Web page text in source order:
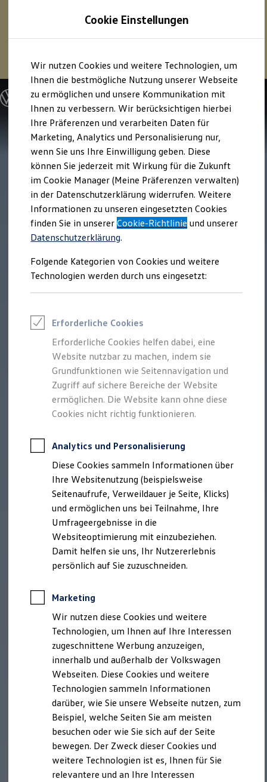
Hauptinhalt
springen
Footer
springen
Profitieren Sie von bis zu6.000 € 1
VolkswagenID. oder
Hybridmodelle.
Mehr zur E‑Auto-Förderung
Modelle und Konfigurator
Konfigurator
Modelle vergleichen
Konfiguration laden
Autosuche
Elektroautos
ENERGY Sondermodelle
Nutzfahrzeuge
SUV und CUV
Familienautos
Kombis
Kompaktwagen
Sportwagen
Schnell verfügbare Fahrzeuge
Angebote und Produkte
Aktuelle Angebote
E-Auto-Förderung
Volkswagen Marktplatz
Elektromobilität bei Gebrauchtwagen
Saisonangebote
Reifenpakete
Leasing
Leasing-Angebote
Gebrauchtwagen Leasing
Junge Gebrauchtwagen-Leasing
Elektroauto Leasing
Kleinwagen-Leasing
Autokredit mit Schlussrate
Versicherungen und Garantien
Kfz-Versicherung
Restschuldversicherungen
Garantien
Wartungsverträge
Geschäftskunden
Professional Class bei Volkswagen
Großkunden
Behörden
Direktkunden
Sonderfahrzeuge
Elektromobilität
Elektroautos
Elektrofahrzeugkonzepte
ID. EVERY1
Reichweite
Reichweite der ID. Modelle
Reichweite im Winter
Rekuperation
Laden
Laden unterwegs
Laden Zuhause
Ladestationen finden
Ladezeitensimulator
Sicherheit
Garantie und Lebensdauer
Nachhaltigkeit
Cookie Einstellungen
Wir nutzen Cookies und weitere Technologien, um
Ihnen die bestmögliche Nutzung unserer Webseite
zu ermöglichen und unsere Kommunikation mit
Ihnen zu verbessern. Wir berücksichtigen hierbei
Ihre Präferenzen und verarbeiten Daten für
Marketing, Analytics und Personalisierung nur,
wenn Sie uns Ihre Einwilligung geben. Diese
können Sie jederzeit mit Wirkung für die Zukunft
im Cookie Manager (Meine Präferenzen verwalten)
in der Datenschutzerklärung widerrufen. Weitere
Informationen zu unseren eingesetzten Cookies
finden Sie in unsererCookie-Richtlinie und unserer
Datenschutzerklärung.
Folgende Kategorien von Cookies und weitere
Technologien werden durch uns eingesetzt:
Erforderliche Cookies
Erforderliche Cookies helfen dabei, eine
Website nutzbar zu machen, indem sie
Grundfunktionen wie Seitennavigation und
Zugriff auf sichere Bereiche der Website
ermöglichen. Die Website kann ohne diese
Cookies nicht richtig funktionieren.
Analytics und Personalisierung
Diese Cookies sammeln Informationen über
Ihre Websitenutzung (beispielsweise
Seitenaufrufe, Verweildauer je Seite, Klicks)
und ermöglichen uns bei Teilnahme, Ihre
Umfrageergebnisse in die
Websiteoptimierung mit einzubeziehen.
Damit helfen sie uns, Ihr Nutzererlebnis
persönlich auf Sie zuzuschneiden.
Marketing
Wir nutzen diese Cookies und weitere
Technologien, um Ihnen auf Ihre Interessen
zugeschnittene Werbung anzuzeigen,
innerhalb und außerhalb der Volkswagen
Webseiten. Diese Cookies und weitere
Technologien sammeln Informationen
darüber, wie Sie unsere Webseite nutzen, zum
Beispiel, welche Seiten Sie am meisten
besuchen oder wie Sie sich auf der Seite
bewegen. Der Zweck dieser Cookies und
weitere Technologien ist es, Ihnen für Sie
relevantere und an Ihre Interessen